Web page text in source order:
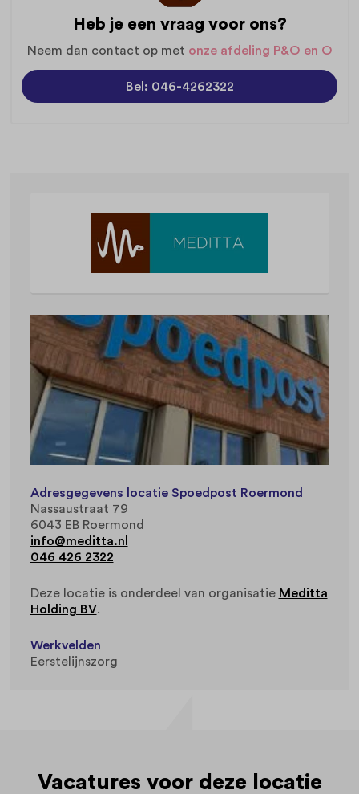
Heb je een vraag voor ons?
Neem dan contact op met onze afdeling P&O en O
Bel: 046-4262322
Adresgegevens locatie Spoedpost Roermond
Nassaustraat 79
6043 EB Roermond
info@meditta.nl
046 426 2322
Deze locatie is onderdeel van organisatie Meditta
Holding BV.
Werkvelden
Eerstelijnszorg
Vacatures voor deze locatie